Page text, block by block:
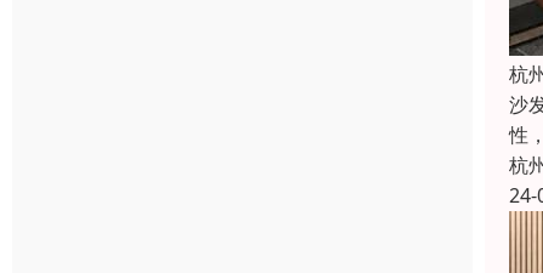
杭
沙
性
杭
24-